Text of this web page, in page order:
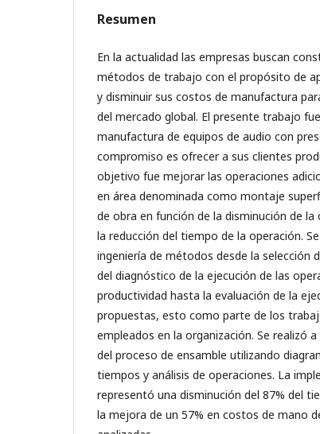
Resumen
En la actualidad las empresas buscan
métodos de trabajo con el propósito de
y disminuir sus costos de manufactura
del mercado global. El presente trabajo
manufactura de equipos de audio con
compromiso es ofrecer a sus clientes
objetivo fue mejorar las operaciones
en área denominada como montaje
de obra en función de la disminución de
la reducción del tiempo de la operación.
ingeniería de métodos desde la selección
del diagnóstico de la ejecución de las
productividad hasta la evaluación de la
propuestas, esto como parte de los
empleados en la organización. Se realizó
del proceso de ensamble utilizando
tiempos y análisis de operaciones. La
representó una disminución del 87% del
la mejora de un 57% en costos de mano